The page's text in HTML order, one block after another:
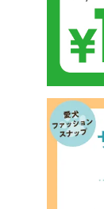
カートへ進む